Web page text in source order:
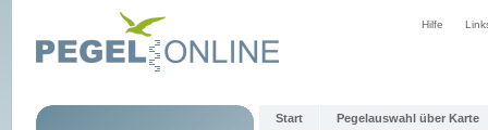
Hilfe
Start Pegelauswahl über Karte